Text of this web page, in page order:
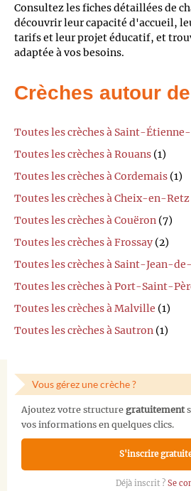
Consultez les fiches détaillées de
découvrir leur capacité d'accueil,
tarifs et leur projet éducatif, et
adaptée à vos besoins.
Crèches autour
Toutes les crèches à Saint-
Toutes les crèches à Rouans (1)
Toutes les crèches à Cordemais (1)
Toutes les crèches à Cheix-en-Retz
Toutes les crèches à Couëron (7)
Toutes les crèches à Frossay (2)
Toutes les crèches à Saint-Jean-
Toutes les crèches à Port-Saint-
Toutes les crèches à Malville (1)
Toutes les crèches à Sautron (1)
Vous gérez une crèche ?
Ajoutez votre structure gratuitement
vos informations en quelques clics.
S'inscrire
Déjà inscrit ? Se